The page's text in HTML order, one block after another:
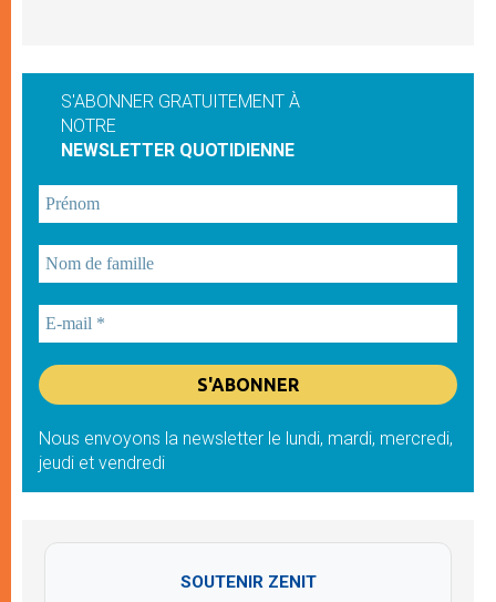
S'ABONNER GRATUITEMENT À
NOTRE
NEWSLETTER QUOTIDIENNE
Nous envoyons la newsletter le lundi, mardi, mercredi,
jeudi et vendredi
SOUTENIR ZENIT